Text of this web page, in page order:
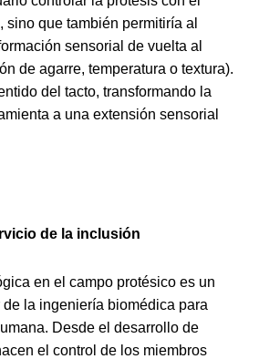
sino que también permitiría al
sensorial de vuelta al
de agarre, temperatura o textura).
del tacto, transformando la
a una extensión sensorial
de la inclusión
en el campo protésico es un
la ingeniería biomédica para
Desde el desarrollo de
el control de los miembros